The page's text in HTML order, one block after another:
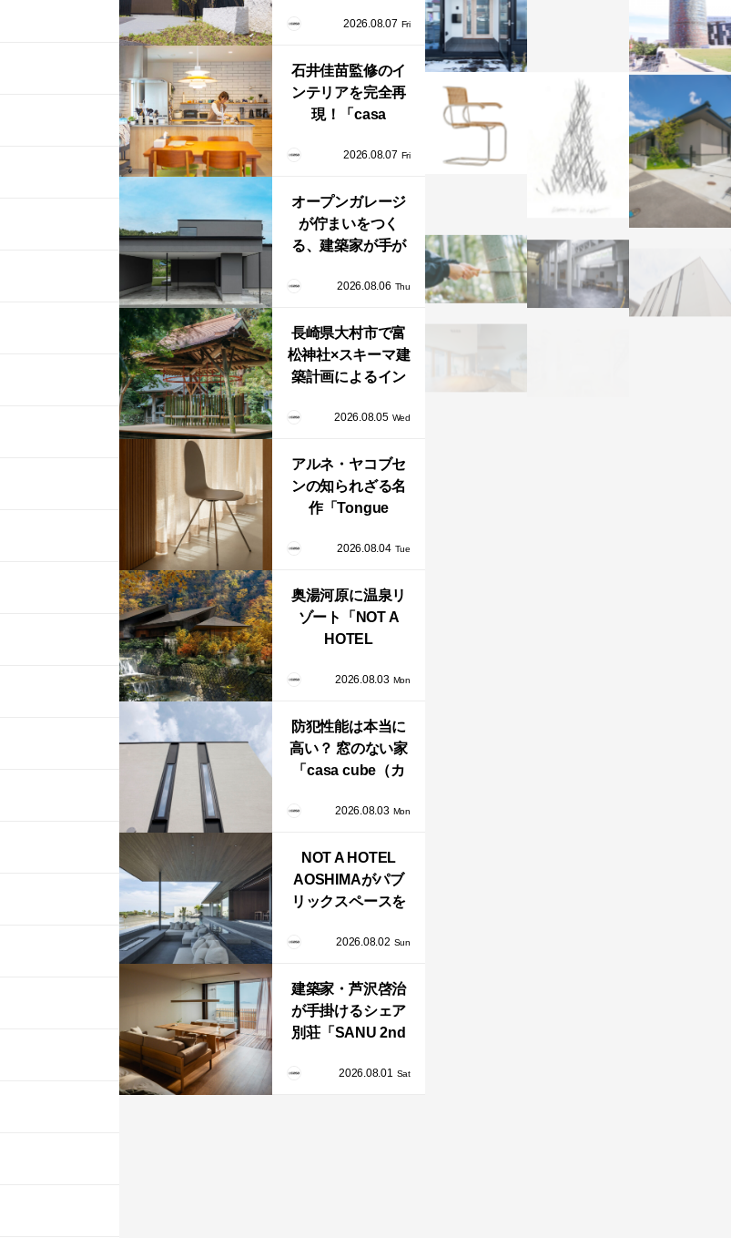
（グラフテクト）
型ショールームが
オープン！
2026.08.07 Fri
石井佳苗監修のイ
ンテリアを完全再
現！「casa
リンネル）」で叶
ルな部屋づくり。
2026.08.07 Fri
オープンガレージ
が佇まいをつく
る、建築家が手が
まい「ふわりと浮
い」
2026.08.06 Thu
長崎県大村市で富
松神社×スキーマ建
築計画によるイン
「循環する竹風
2026.08.05 Wed
アルネ・ヤコブセ
ンの知られざる名
作「Tongue
FRITZ HANSENか
本で発売開始！
2026.08.04 Tue
奥湯河原に温泉リ
ゾート「NOT A
HOTEL
誕生！販売を日
始！
2026.08.03 Mon
防犯性能は本当に
高い？ 窓のない家
「casa cube（カ
ブ）」が叶えるプ
感の正体
2026.08.03 Mon
NOT A HOTEL
AOSHIMAがパブ
リックスペースを
「CHILL2.0」
業！
2026.08.02 Sun
建築家・芦沢啓治
が手掛けるシェア
別荘「SANU 2nd
Owners」、新拠点
2026.08.01 Sat